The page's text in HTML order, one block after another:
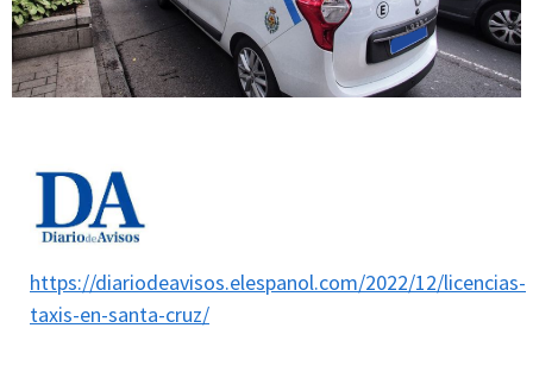
https://diariodeavisos.elespanol.com/2022/12/licencias-
taxis-en-santa-cruz/